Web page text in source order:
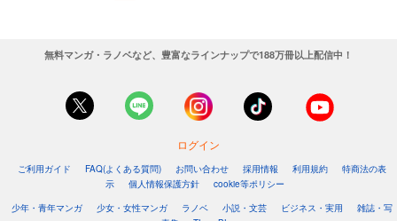
無料マンガ・ラノベなど、豊富なラインナップで188万冊以上配信中！
ログイン
ご利用ガイド FAQ(よくある質問) お問い合わせ 採用情報 利用規約
特商法の表
示
個人情報保護方針
cookie等ポリシー
少年・青年マンガ
少女・女性マンガ ラノベ 小説・文芸 ビジネス・実用
雑誌・写